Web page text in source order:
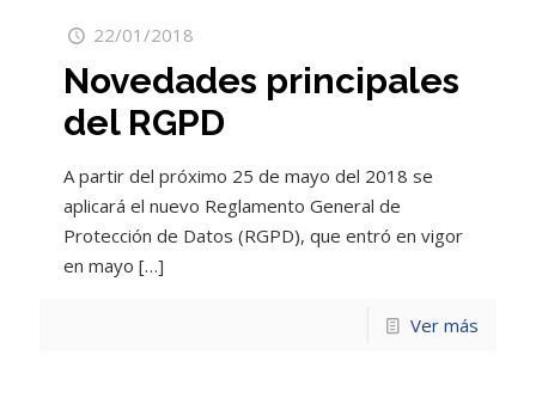
22/01/2018
Novedades principales
del RGPD
A partir del próximo 25 de mayo del 2018 se
aplicará el nuevo Reglamento General de
Protección de Datos (RGPD), que entró en vigor
en mayo […]
Ver más